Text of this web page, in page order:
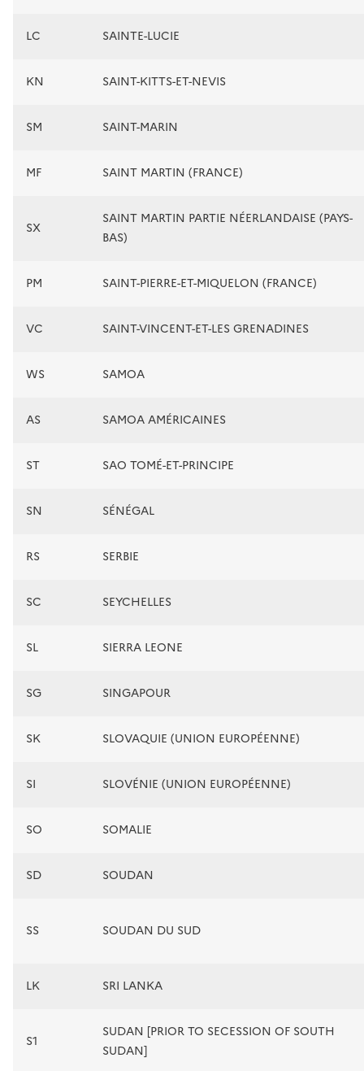
LC SAINTE-LUCIE
KN SAINT-KITTS-ET-NEVIS
SM SAINT-MARIN
MF SAINT MARTIN (FRANCE)
SX
SAINT MARTIN PARTIE NÉERLANDAISE (PAYS-
BAS)
PM SAINT-PIERRE-ET-MIQUELON (FRANCE)
VC SAINT-VINCENT-ET-LES GRENADINES
WS SAMOA
AS SAMOA AMÉRICAINES
ST SAO TOMÉ-ET-PRINCIPE
SN SÉNÉGAL
RS SERBIE
SC SEYCHELLES
SL SIERRA LEONE
SG SINGAPOUR
SK SLOVAQUIE (UNION EUROPÉENNE)
SI SLOVÉNIE (UNION EUROPÉENNE)
SO SOMALIE
SD SOUDAN
SS SOUDAN DU SUD
LK SRI LANKA
S1
SUDAN [PRIOR TO SECESSION OF SOUTH
SUDAN]